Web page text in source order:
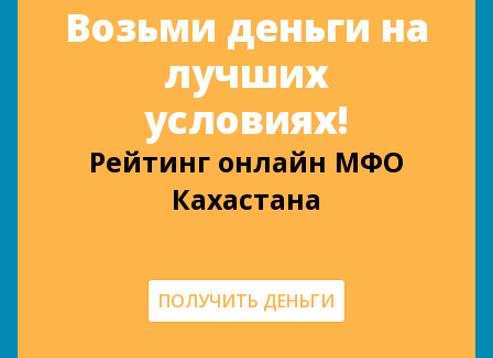
Возьми деньги на
лучших
условиях!
Рейтинг онлайн МФО
Кахастана
ПОЛУЧИТЬ ДЕНЬГИ